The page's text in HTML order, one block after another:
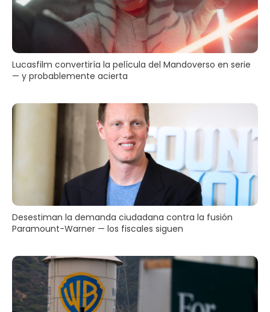
Lucasfilm convertiría la película del Mandoverso en serie
— y probablemente acierta
Desestiman la demanda ciudadana contra la fusión
Paramount-Warner — los fiscales siguen